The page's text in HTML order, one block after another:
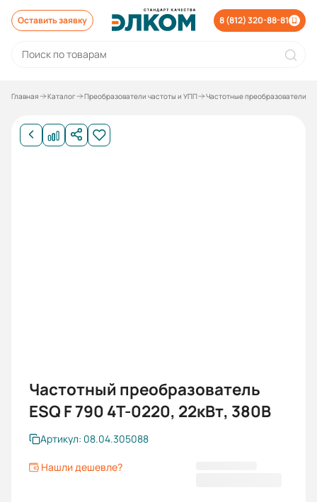
Оставить заявку 8 (812) 320-88-81
Главная Каталог Преобразователи частоты и УПП Частотные преобразователи
Частотный преобразователь
ESQ F 790 4T-0220, 22кВт, 380В
Артикул: 08.04.305088
Нашли дешевле?